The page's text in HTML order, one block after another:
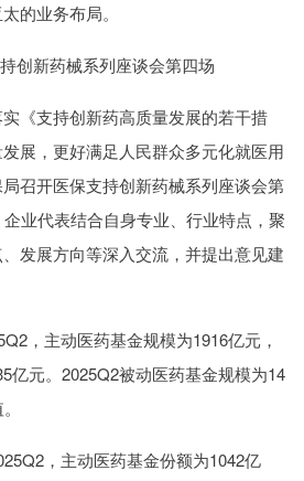
的业务布局。
创新药械系列座谈会第四场
《支持创新药高质量发展的若干措
展，更好满足人民群众多元化就医用
召开医保支持创新药械系列座谈会第
业代表结合自身专业、行业特点，聚
发展方向等深入交流，并提出意见建
，主动医药基金规模为1916亿元，
亿元。2025Q2被动医药基金规模为14
，主动医药基金份额为1042亿